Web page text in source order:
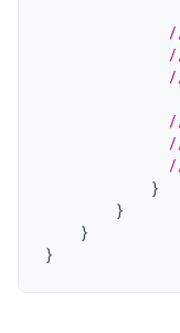
}
}
}
}